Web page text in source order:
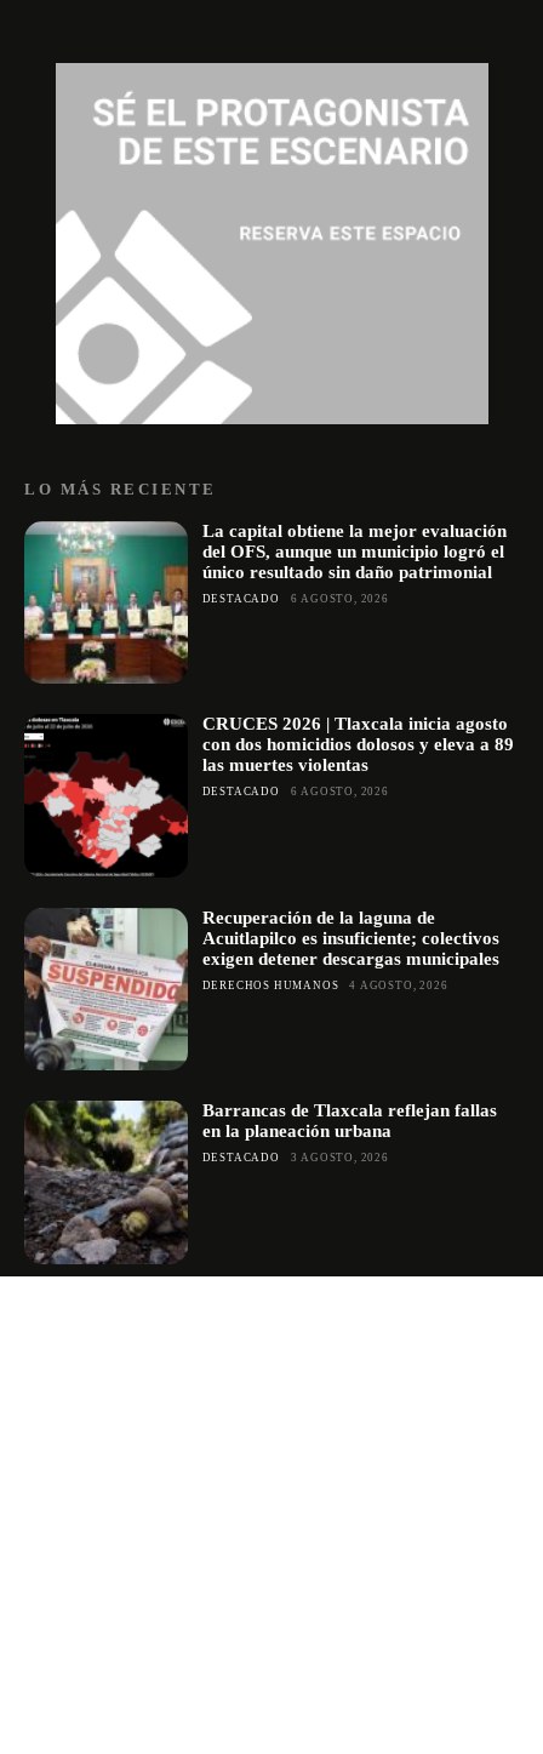
LO MÁS RECIENTE
La capital obtiene la mejor evaluación
del OFS, aunque un municipio logró el
único resultado sin daño patrimonial
DESTACADO 6 AGOSTO, 2026
CRUCES 2026 | Tlaxcala inicia agosto
con dos homicidios dolosos y eleva a 89
las muertes violentas
DESTACADO 6 AGOSTO, 2026
Recuperación de la laguna de
Acuitlapilco es insuficiente; colectivos
exigen detener descargas municipales
DERECHOS HUMANOS 4 AGOSTO, 2026
Barrancas de Tlaxcala reflejan fallas
en la planeación urbana
DESTACADO 3 AGOSTO, 2026